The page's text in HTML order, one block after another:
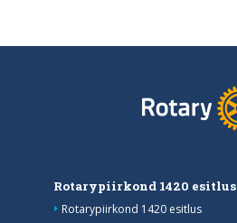
Rotarypiirkond 1420 esitlus
Rotarypiirkond 1420 esitlus